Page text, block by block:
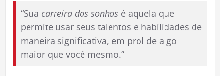
“Sua carreira dos sonhos é aquela que
permite usar seus talentos e habilidades de
maneira significativa, em prol de algo
maior que você mesmo.”